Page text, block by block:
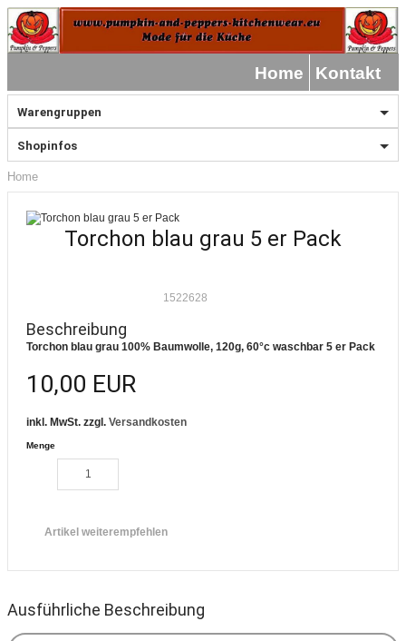
Home Kontakt
Warengruppen
Shopinfos
Home
Torchon blau grau 5 er Pack
1522628
Beschreibung
Torchon blau grau 100% Baumwolle, 120g, 60°c waschbar 5 er Pack
10,00 EUR
inkl. MwSt. zzgl. Versandkosten
Menge
Artikel weiterempfehlen
Ausführliche Beschreibung